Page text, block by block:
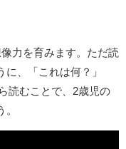
力を育みます。ただ読
、「これは何？」
読むことで、2歳児の